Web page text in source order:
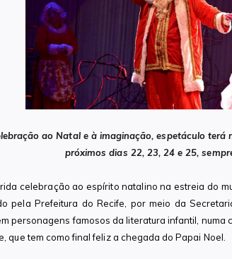
ao Natal e à imaginação, espetáculo
próximos dias 22, 23, 24 e 25,
celebração ao espírito natalino na estreia do
pela Prefeitura do Recife, por meio da
personagens famosos da literatura infantil,
que tem como final feliz a chegada do Papai Noel.